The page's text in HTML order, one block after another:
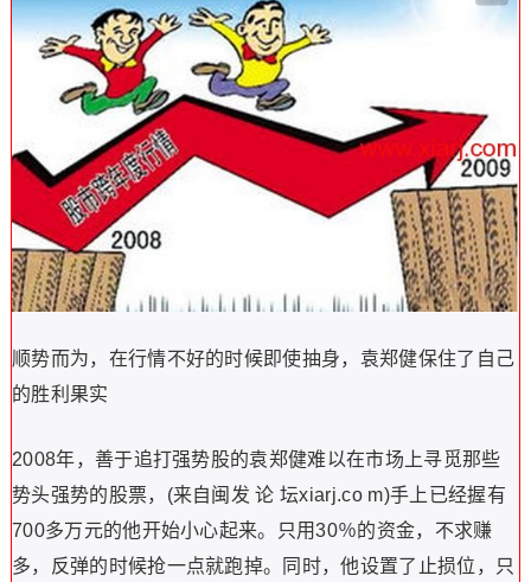
顺势而为，在行情不好的时候即使抽身，袁郑健保住了自己
的胜利果实
2008年，善于追打强势股的袁郑健难以在市场上寻觅那些
势头强势的股票，(来自闽发 论 坛xiarj.co m)手上已经握有
700多万元的他开始小心起来。只用30％的资金，不求赚
多，反弹的时候抢一点就跑掉。同时，他设置了止损位，只